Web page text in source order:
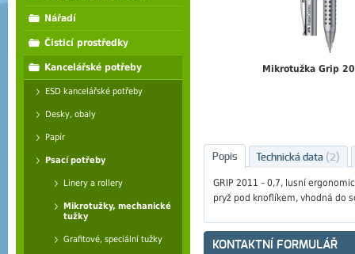
Mikrotužka Grip
Popis Technická data (2)
GRIP 2011 – 0,7, lusní
pryž pod knoflíkem, vhodná do
KONTAKTNÍ FORMULÁŘ
Nářadí
Čisticí prostředky
Kancelářské potřeby
ESD kancelářské potřeby
Desky, obaly
Papír
Psací potřeby
Linery a rollery
Mikrotužky, mechanické
tužky
Grafitové, speciální tužky